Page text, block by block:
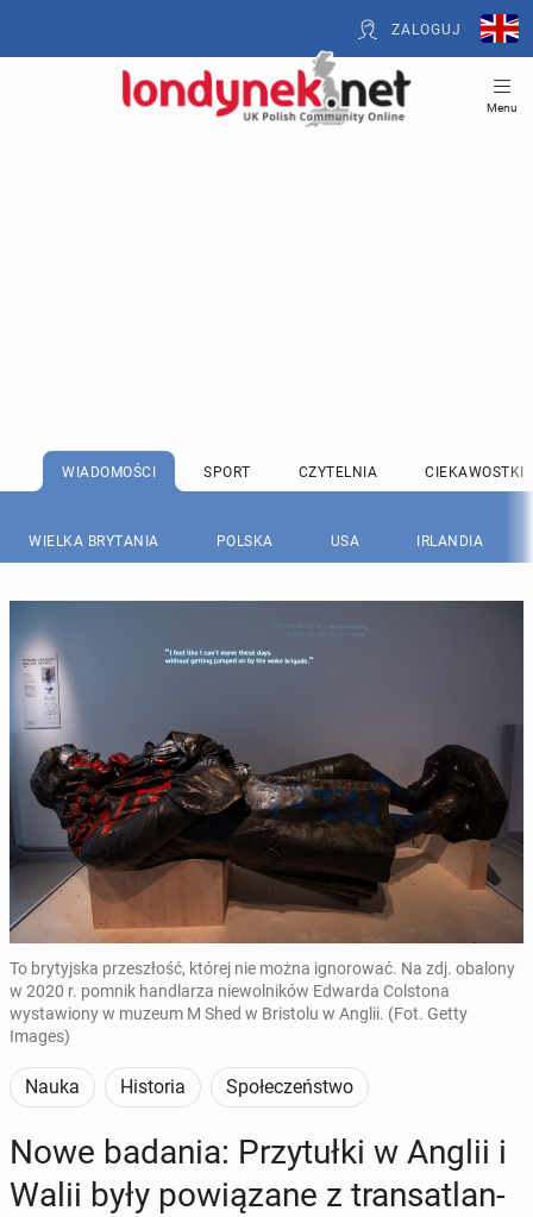
ZALOGUJ
Menu
WIADOMOŚCI SPORT CZYTELNIA CIEKAWOSTKI
WIELKA BRYTANIA POLSKA USA IRLANDIA
To brytyjska przeszłość, której nie można ignorować. Na zdj. obalony
w 2020 r. pomnik handlarza niewolników Edwarda Colstona
wystawiony w muzeum M Shed w Bristolu w Anglii. (Fot. Getty
Images)
Nauka Historia Społeczeństwo
Nowe badania: Przy­tuł­ki w Anglii i
Walii były po­wią­za­ne z trans­atlan­